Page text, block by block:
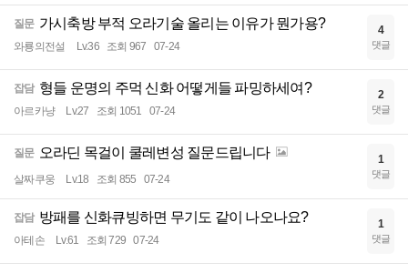
질문 가시축방 부적 오라기술 올리는 이유가 뭔가용?
와룡의전설 Lv.36 조회 967 07-24
4
댓글
잡담 형들 운명의 주먹 신화 어떻게들 파밍하세여?
아르카냥 Lv.27 조회 1051 07-24
2
댓글
질문 오라딘 목걸이 쿨레변성 질문드립니다
살짜쿠웅 Lv.18 조회 855 07-24
1
댓글
잡담 방패를 신화큐빙하면 무기도 같이 나오나요?
아테손 Lv.61 조회 729 07-24
1
댓글